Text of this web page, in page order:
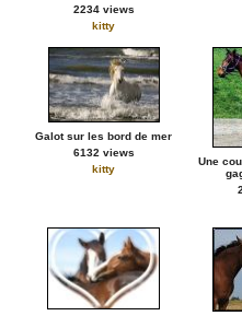
2234 views
kitty
Galot sur les bord de mer
6132 views
kitty
Une